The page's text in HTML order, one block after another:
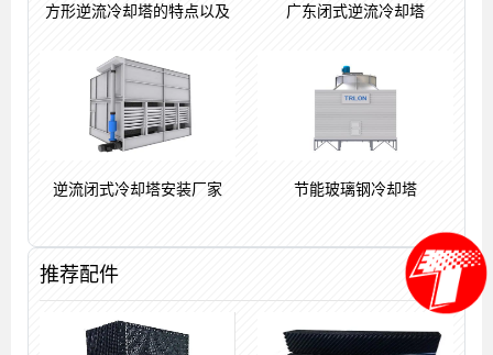
方形逆流冷却塔的特点以及 广东闭式逆流冷却塔
逆流闭式冷却塔安装厂家 节能玻璃钢冷却塔
推荐配件